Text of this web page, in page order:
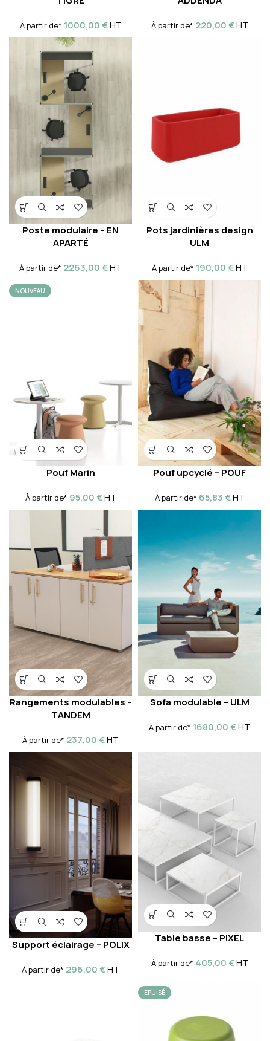
À partir de* 1000,00€HT À partir de* 220,00€HT
Poste modulaire – EN
APARTÉ
À partir de* 2263,00€HT
Pots jardinières design
ULM
À partir de* 190,00€HT
NOUVEAU
Pouf Marin
À partir de* 95,00€HT
Pouf upcyclé – POUF
À partir de* 65,83€HT
Rangements modulables –
TANDEM
À partir de* 237,00€HT
Sofa modulable – ULM
À partir de* 1680,00€HT
Support éclairage – POLIX
À partir de* 296,00€HT
Table basse – PIXEL
À partir de* 405,00€HT
EPUISÉ